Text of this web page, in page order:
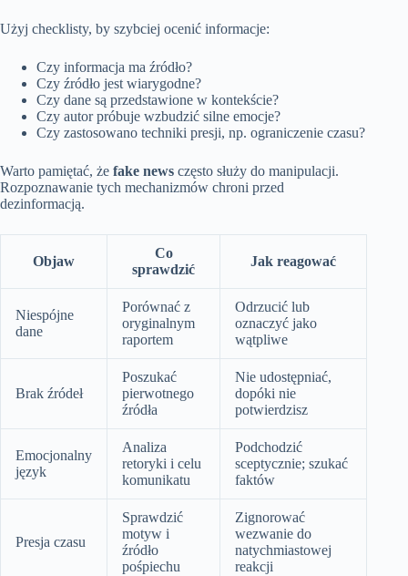
Użyj checklisty, by szybciej ocenić informacje:
Czy informacja ma źródło?
Czy źródło jest wiarygodne?
Czy dane są przedstawione w kontekście?
Czy autor próbuje wzbudzić silne emocje?
Czy zastosowano techniki presji, np. ograniczenie czasu?
Warto pamiętać, że fake news często służy do manipulacji.
Rozpoznawanie tych mechanizmów chroni przed
dezinformacją.
Objaw
Co
sprawdzić
Jak reagować
Niespójne
dane
Porównać z
oryginalnym
raportem
Odrzucić lub
oznaczyć jako
wątpliwe
Brak źródeł
Poszukać
pierwotnego
źródła
Nie udostępniać,
dopóki nie
potwierdzisz
Emocjonalny
język
Analiza
retoryki i celu
komunikatu
Podchodzić
sceptycznie; szukać
faktów
Presja czasu
Sprawdzić
motyw i
źródło
pośpiechu
Zignorować
wezwanie do
natychmiastowej
reakcji